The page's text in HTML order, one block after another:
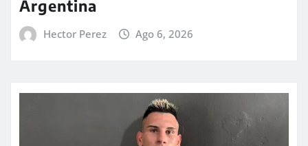
Argentina
Hector Perez Ago 6, 2026